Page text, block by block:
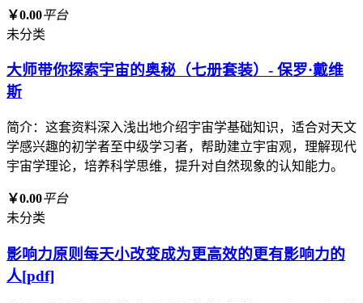
￥0.00平台
未分类
大师带你探索宇宙的奥秘（七册套装）- 保罗·戴维
斯
简介：这套资料深入浅出地介绍宇宙学基础知识，适合对天文
学感兴趣的初学者至中级学习者，帮助建立宇宙观，理解现代
宇宙学理论，培养科学思维，提升对自然现象的认知能力。
￥0.00平台
未分类
影响力原则每天小改变成为更高效的更有影响力的
人[pdf]